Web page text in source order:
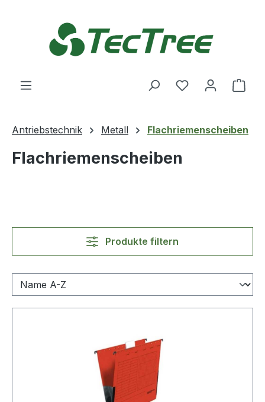
Du hast 0
Antriebstechnik Metall Flachriemenscheiben
Flachriemenscheiben
Produkte filtern